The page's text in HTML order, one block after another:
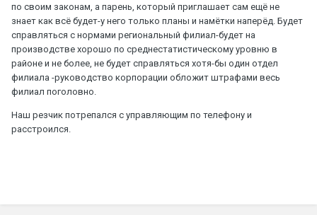
по своим законам, а парень, который приглашает сам ещё не
знает как всё будет-у него только планы и намётки наперёд. Будет
справляться с нормами региональный филиал-будет на
производстве хорошо по среднестатистическому уровню в
районе и не более, не будет справляться хотя-бы один отдел
филиала -руководство корпорации обложит штрафами весь
филиал поголовно.
Наш резчик потрепался с управляющим по телефону и
расстроился.